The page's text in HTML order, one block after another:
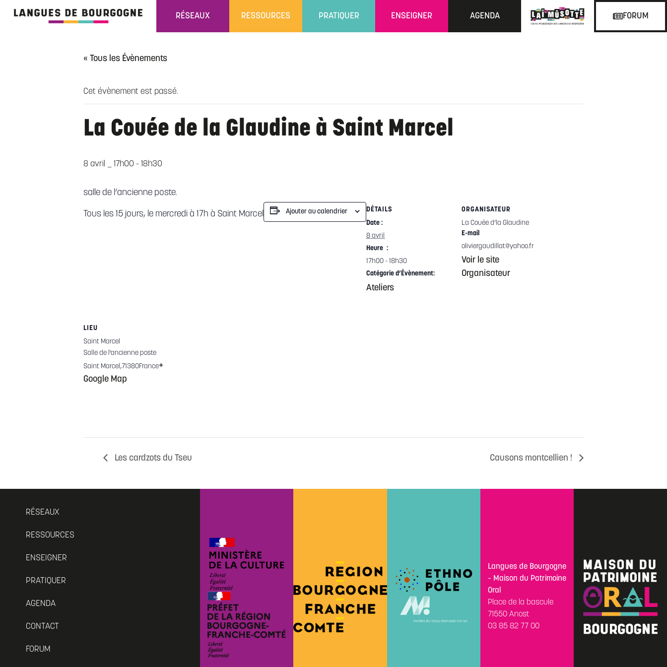
RÉSEAUX RESSOURCES PRATIQUER ENSEIGNER AGENDA FORUM
« Tous les Évènements
Cet évènement est passé.
La Couée de la Glaudine à Saint Marcel
8 avril _ 17h00 - 18h30
salle de l’ancienne poste.
Tous les 15 jours, le mercredi à 17h à Saint Marcel Ajouter au calendrier
DÉTAILS
Date :
8 avril
Heure :
17h00 - 18h30
Catégorie d’Évènement:
Ateliers
ORGANISATEUR
La Couée d’la Glaudine
E-mail
oliviergaudillat@yahoo.fr
Voir le site
Organisateur
LIEU
Saint Marcel
Salle de l'ancienne poste
Saint Marcel ,71380France+
Google Map
Les cardzots du Tseu Causons montcellien !
RÉSEAUX
RESSOURCES
ENSEIGNER
PRATIQUER
AGENDA
CONTACT
FORUM
Langues de Bourgogne
– Maison du Patrimoine
Oral
Place de la bascule
71550 Anost
03 85 82 77 00